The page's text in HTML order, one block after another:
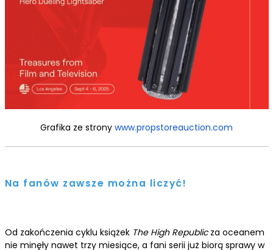
Grafika ze strony www.propstoreauction.com
Na fanów zawsze można liczyć!
Od zakończenia cyklu książek The High Republicza oceanem
nie minęły nawet trzy miesiące, a fani serii już biorą sprawy w